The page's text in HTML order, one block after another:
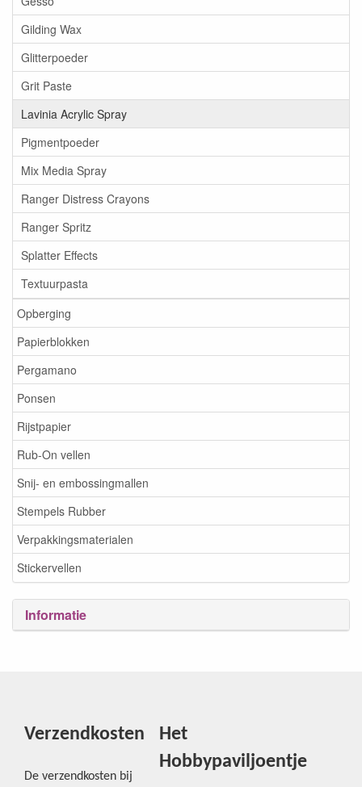
Gilding Wax
Glitterpoeder
Grit Paste
Lavinia Acrylic Spray
Pigmentpoeder
Mix Media Spray
Ranger Distress Crayons
Ranger Spritz
Splatter Effects
Textuurpasta
Opberging
Papierblokken
Pergamano
Ponsen
Rijstpapier
Rub-On vellen
Snij- en embossingmallen
Stempels Rubber
Verpakkingsmaterialen
Stickervellen
Informatie
Verzendkosten
De verzendkosten bij
Het
Hobbypaviljoentje